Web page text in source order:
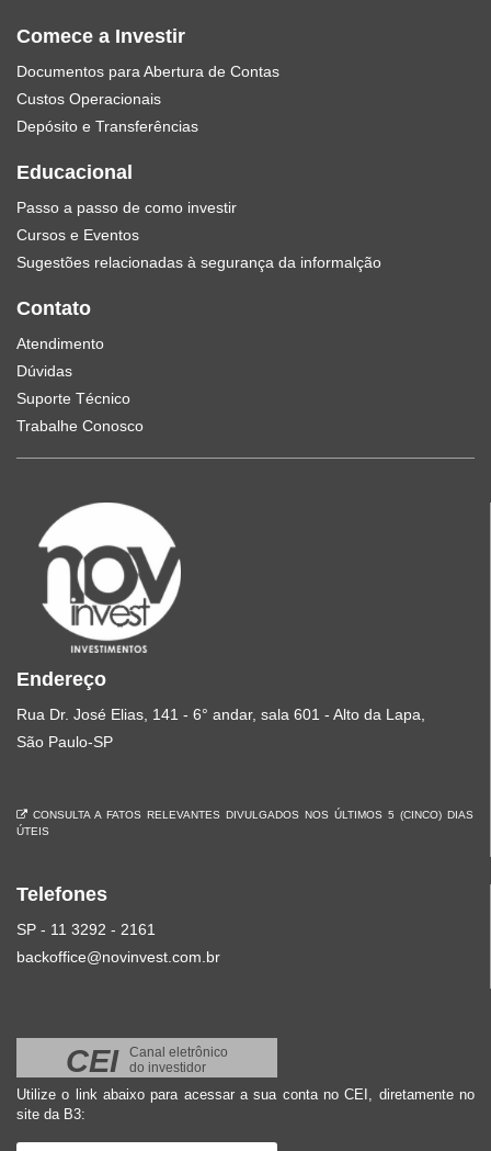
Comece a Investir
Documentos para Abertura de Contas
Custos Operacionais
Depósito e Transferências
Educacional
Passo a passo de como investir
Cursos e Eventos
Sugestões relacionadas à segurança da informalção
Contato
Atendimento
Dúvidas
Suporte Técnico
Trabalhe Conosco
Endereço
Rua Dr. José Elias, 141 - 6° andar, sala 601 - Alto da Lapa,
São Paulo-SP
CONSULTA A FATOS RELEVANTES DIVULGADOS NOS ÚLTIMOS 5 (CINCO) DIAS
ÚTEIS
Telefones
SP - 11 3292 - 2161
backoffice@novinvest.com.br
CEI
Canal eletrônico
do investidor
Utilize o link abaixo para acessar a sua conta no CEI, diretamente no
site da B3: